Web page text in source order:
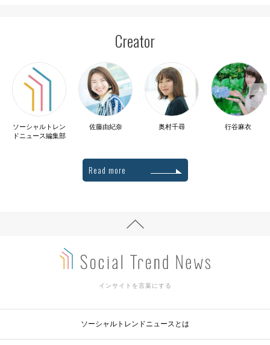
Creator
ソーシャルトレン
ドニュース編集部
佐藤由紀奈 奥村千尋 行谷麻衣
Read more
インサイトを言葉にする
ソーシャルトレンドニュースとは